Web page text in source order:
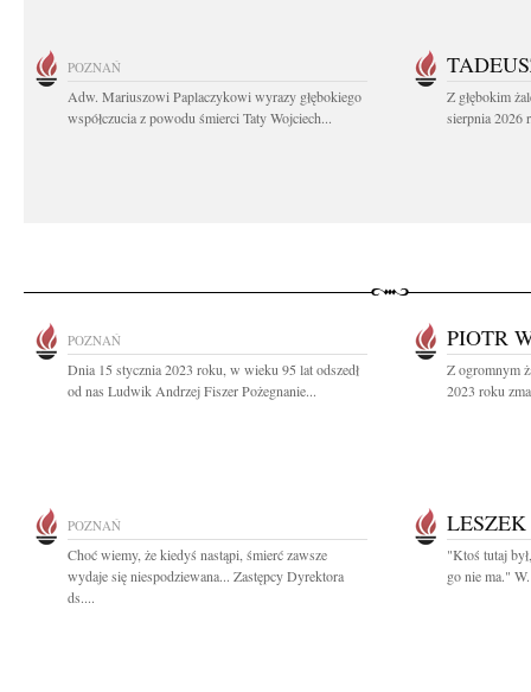
POZNAŃ
Adw. Mariuszowi Paplaczykowi wyrazy głębokiego
współczucia z powodu śmierci Taty Wojciech...
Z głębokim
sierpnia 2026
POZNAŃ
Dnia 15 stycznia 2023 roku, w wieku 95 lat odszedł
od nas Ludwik Andrzej Fiszer Pożegnanie...
PIOTR
Z ogromnym
2023 roku
POZNAŃ
Choć wiemy, że kiedyś nastąpi, śmierć zawsze
wydaje się niespodziewana... Zastępcy Dyrektora
ds....
"Ktoś tutaj
go nie ma."